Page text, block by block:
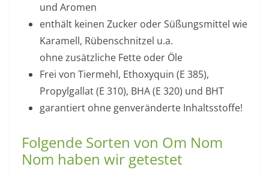
und Aromen
enthält keinen Zucker oder Süßungsmittel wie
Karamell, Rübenschnitzel u.a.
ohne zusätzliche Fette oder Öle
Frei von Tiermehl, Ethoxyquin (E 385),
Propylgallat (E 310), BHA (E 320) und BHT
garantiert ohne genveränderte Inhaltsstoffe!
Folgende Sorten von Om Nom
Nom haben wir getestet